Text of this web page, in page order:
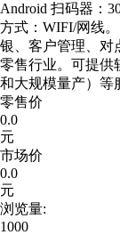
Android 扫码器：
方式：WIFI/网线
银、客户管理、对
零售行业。可提供
和大规模量产）等
零售价
0.0
元
市场价
0.0
元
浏览量:
1000